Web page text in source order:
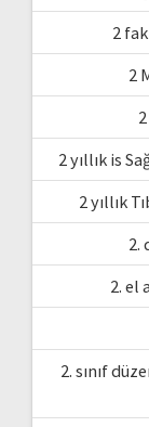
2
2
2 yıllık is
2 yıllık
2.
2. el
2. sınıf